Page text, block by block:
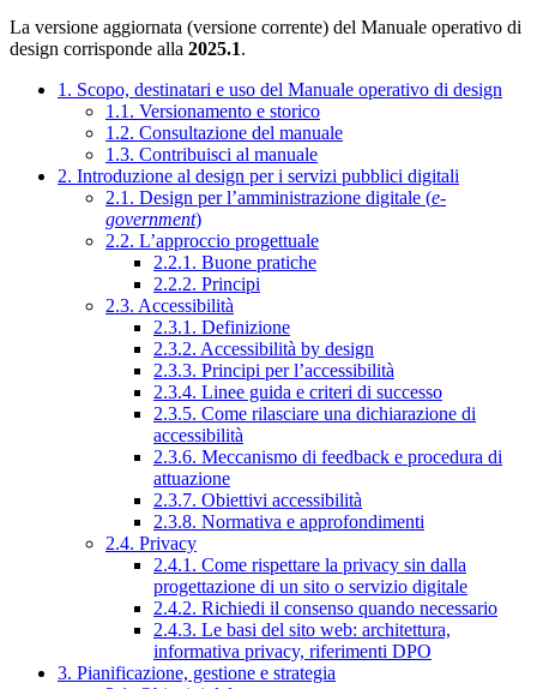
La versione aggiornata (versione corrente) del Manuale operativo di
design corrisponde alla 2025.1.
1. Scopo, destinatari e uso del Manuale operativo di design
1.1. Versionamento e storico
1.2. Consultazione del manuale
1.3. Contribuisci al manuale
2. Introduzione al design per i servizi pubblici digitali
2.1. Design per l’amministrazione digitale (e-
government)
2.2. L’approccio progettuale
2.2.1. Buone pratiche
2.2.2. Principi
2.3. Accessibilità
2.3.1. Definizione
2.3.2. Accessibilità by design
2.3.3. Principi per l’accessibilità
2.3.4. Linee guida e criteri di successo
2.3.5. Come rilasciare una dichiarazione di
accessibilità
2.3.6. Meccanismo di feedback e procedura di
attuazione
2.3.7. Obiettivi accessibilità
2.3.8. Normativa e approfondimenti
2.4. Privacy
2.4.1. Come rispettare la privacy sin dalla
progettazione di un sito o servizio digitale
2.4.2. Richiedi il consenso quando necessario
2.4.3. Le basi del sito web: architettura,
informativa privacy, riferimenti DPO
3. Pianificazione, gestione e strategia